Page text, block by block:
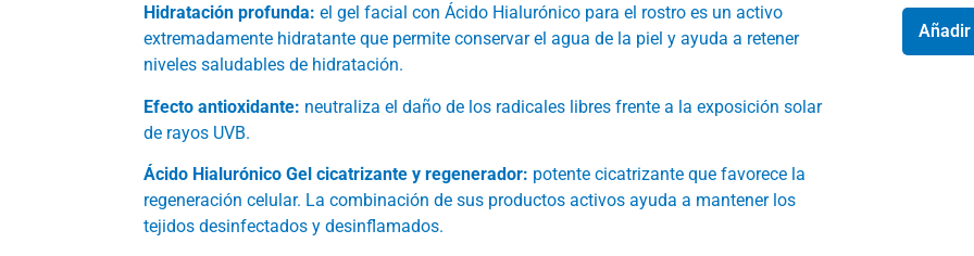
Hidratación profunda: el gel facial con Ácido Hialurónico para el rostro es un activo
extremadamente hidratante que permite conservar el agua de la piel y ayuda a retener
niveles saludables de hidratación.
Efecto antioxidante: neutraliza el daño de los radicales libres frente a la exposición solar
de rayos UVB.
Ácido Hialurónico Gel cicatrizante y regenerador: potente cicatrizante que favorece la
regeneración celular. La combinación de sus productos activos ayuda a mantener los
tejidos desinfectados y desinflamados.